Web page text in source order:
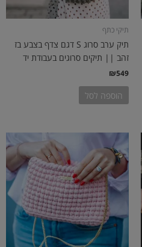
תיקי כתף
תיק ערב סרוג S דגם צדף בצבע בז
זהב || תיקים סרוגים בעבודת יד
₪549
הוספה לסל